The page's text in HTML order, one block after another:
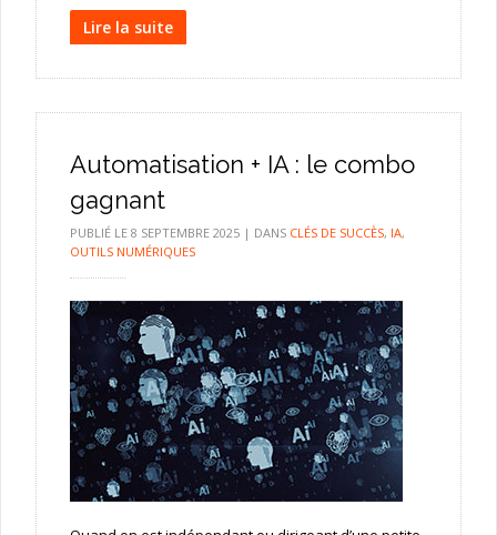
Lire la suite
Automatisation + IA : le combo
gagnant
PUBLIÉ LE 8 SEPTEMBRE 2025| DANS CLÉS DE SUCCÈS, IA,
OUTILS NUMÉRIQUES